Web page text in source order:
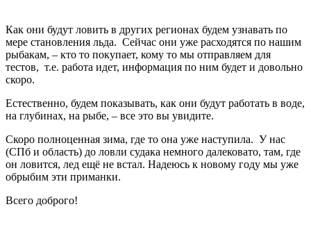
Как они будут ловить в других регионах будем узнавать по
мере становления льда. Сейчас они уже расходятся по нашим
рыбакам, – кто то покупает, кому то мы отправляем для
тестов, т.е. работа идет, информация по ним будет и довольно
скоро.
Естественно, будем показывать, как они будут работать в воде,
на глубинах, на рыбе, – все это вы увидите.
Скоро полноценная зима, где то она уже наступила. У нас
(СПб и область) до ловли судака немного далековато, там, где
он ловится, лед ещё не встал. Надеюсь к новому году мы уже
обрыбим эти приманки.
Всего доброго!